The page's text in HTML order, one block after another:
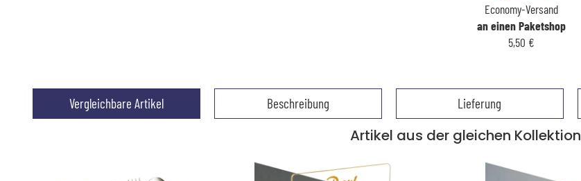
Economy-Versand
an einen Paketshop
5,50 €
Vergleichbare Artikel Beschreibung Lieferung
Artikel aus der gleichen Kollektion